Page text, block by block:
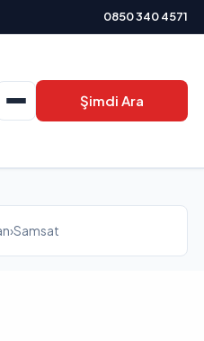
0850 340 4571
Şimdi Ara
›Samsat